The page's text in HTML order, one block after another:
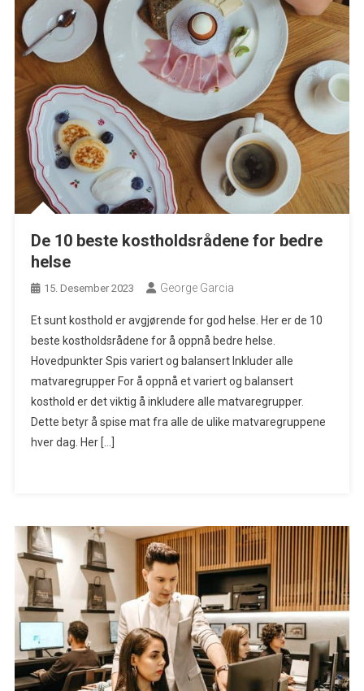
De 10 beste kostholdsrådene for bedre
helse
15. Desember 2023 George Garcia
Et sunt kosthold er avgjørende for god helse. Her er de 10
beste kostholdsrådene for å oppnå bedre helse.
Hovedpunkter Spis variert og balansert Inkluder alle
matvaregrupper For å oppnå et variert og balansert
kosthold er det viktig å inkludere alle matvaregrupper.
Dette betyr å spise mat fra alle de ulike matvaregruppene
hver dag. Her […]